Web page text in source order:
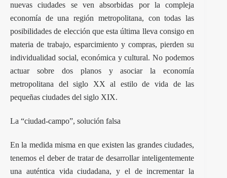
nuevas ciudades se ven absorbidas por la compleja
economía de una región metropolitana, con todas las
posibilidades de elección que esta última lleva consigo en
materia de trabajo, esparcimiento y compras, pierden su
individualidad social, económica y cultural. No podemos
actuar sobre dos planos y asociar la economía
metropolitana del siglo XX al estilo de vida de las
pequeñas ciudades del siglo XIX.
La “ciudad-campo”, solución falsa
En la medida misma en que existen las grandes ciudades,
tenemos el deber de tratar de desarrollar inteligentemente
una auténtica vida ciudadana, y el de incrementar la